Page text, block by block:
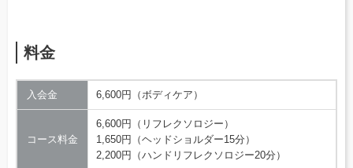
料金
入会金 6,600円（ボディケア）
コース料金
6,600円（リフレクソロジー）
1,650円（ヘッドショルダー15分）
2,200円（ハンドリフレクソロジー20分）